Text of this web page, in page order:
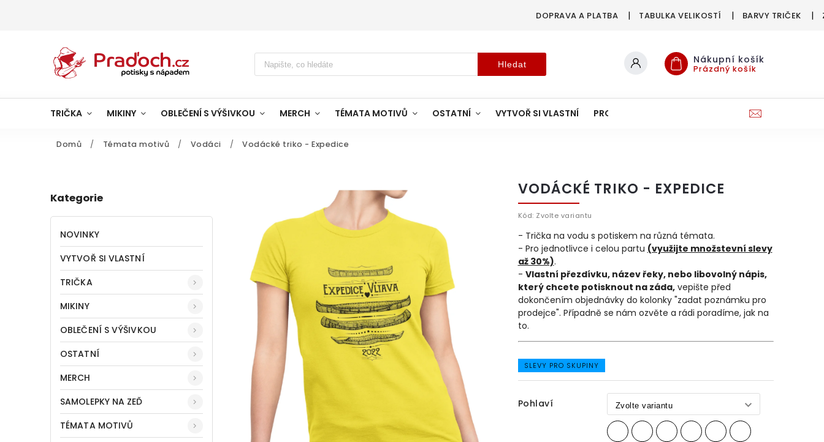
DOPRAVA A PLATBA TABULKA VELIKOSTÍ BARVY TRIČEK
Hledat Nákupní košík
Prázdný košík
TRIČKA MIKINY OBLEČENÍ S VÝŠIVKOU MERCH TÉMATA MOTIVŮ OSTATNÍ VYTVOŘ SI VLASTNÍ PRO FIRMY & SPOLKY
Domů / Témata motivů / Vodáci / Vodácké triko - Expedice
Kategorie
NOVINKY
VYTVOŘ SI VLASTNÍ
TRIČKA
MIKINY
OBLEČENÍ S VÝŠIVKOU
OSTATNÍ
MERCH
SAMOLEPKY NA ZEĎ
TÉMATA MOTIVŮ
VODÁCKÉ TRIKO - EXPEDICE
Kód: Zvolte variantu
SLEVY PRO SKUPINY
Pohlaví
- Trička na vodu s potiskem na různá témata.
- Pro jednotlivce i celou partu (využijte množstevní slevy
až 30%).
- Vlastní přezdívku, název řeky, nebo libovolný nápis,
který chcete potisknout na záda,vepište před
dokončením objednávky do kolonky "zadat poznámku pro
prodejce". Případně se nám ozvěte a rádi poradíme, jak na
to.